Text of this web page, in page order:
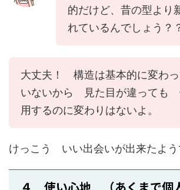
的だけど、昔の型より
れているんでしょう？
大丈夫！ 構造は基本的に変わ
いないから 見た目が違っても
用するのに変わりはないよ。
けっこう いい出会いが出来たよう